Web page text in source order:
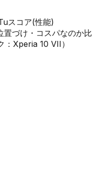
スコア(性能)
置づけ・コスパなのか比
： Xperia 10 VII）